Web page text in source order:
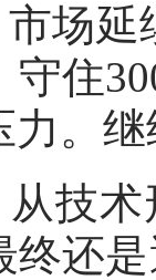
场
住
。
技
终还